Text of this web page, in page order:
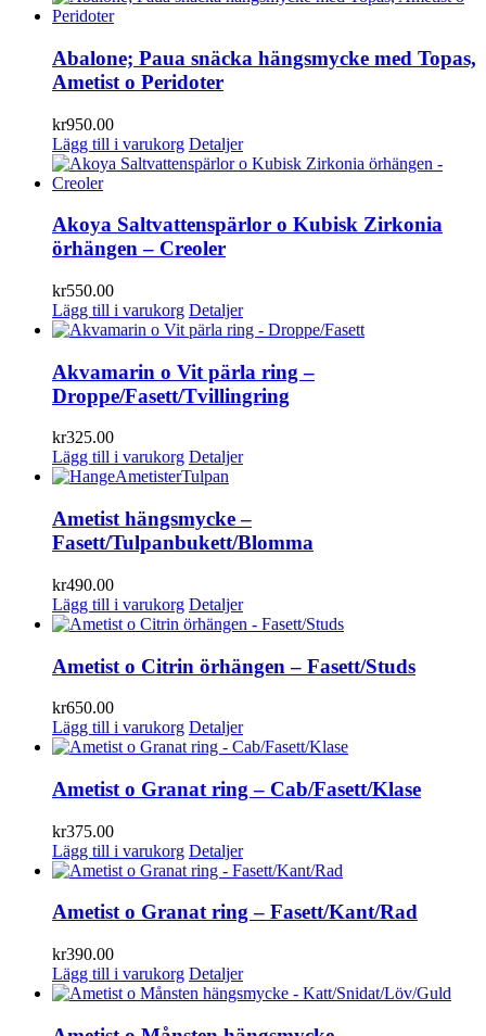
Abalone; Paua snäcka hängsmycke med Topas,
Ametist o Peridoter
kr950.00
Lägg till i varukorg Detaljer
Akoya Saltvattenspärlor o Kubisk Zirkonia
örhängen – Creoler
kr550.00
Lägg till i varukorg Detaljer
Akvamarin o Vit pärla ring –
Droppe/Fasett/Tvillingring
kr325.00
Lägg till i varukorg Detaljer
Ametist hängsmycke –
Fasett/Tulpanbukett/Blomma
kr490.00
Lägg till i varukorg Detaljer
Ametist o Citrin örhängen – Fasett/Studs
kr650.00
Lägg till i varukorg Detaljer
Ametist o Granat ring – Cab/Fasett/Klase
kr375.00
Lägg till i varukorg Detaljer
Ametist o Granat ring – Fasett/Kant/Rad
kr390.00
Lägg till i varukorg Detaljer